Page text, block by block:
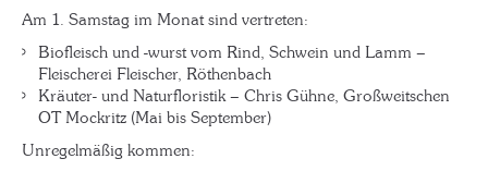
Am 1. Samstag im Monat sind vertreten:
Biofleisch und -wurst vom Rind, Schwein und Lamm –
Fleischerei Fleischer, Röthenbach
Kräuter- und Naturfloristik – Chris Gühne, Großweitschen
OT Mockritz (Mai bis September)
Unregelmäßig kommen: